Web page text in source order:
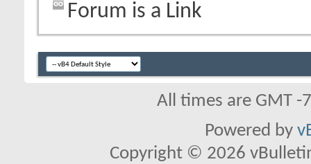
Forum is a Link
All times are GMT
Powered by
Copyright © 2026